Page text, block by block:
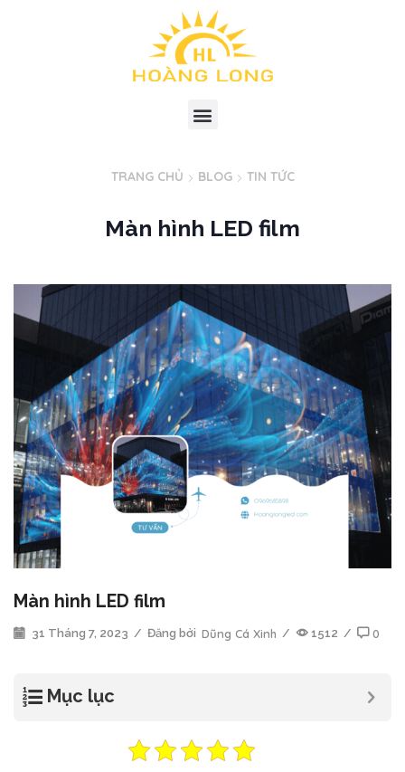
TRANG CHỦ BLOG TIN TỨC
Màn hình LED film
Màn hình LED film
31 Tháng 7, 2023 / Đăng bởi Dũng Cá Xinh / 1512 / 0
Mục lục